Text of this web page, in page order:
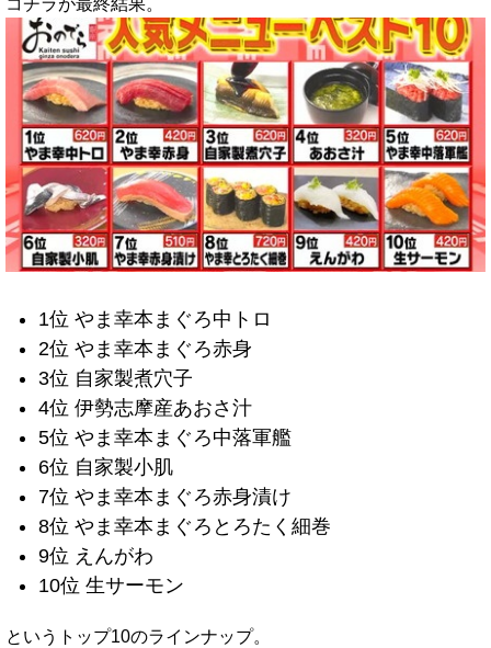
1位 やま幸本まぐろ中トロ
2位 やま幸本まぐろ赤身
3位 自家製煮穴子
4位 伊勢志摩産あおさ汁
5位 やま幸本まぐろ中落軍艦
6位 自家製小肌
7位 やま幸本まぐろ赤身漬け
8位 やま幸本まぐろとろたく細巻
9位 えんがわ
10位 生サーモン
というトップ10のラインナップ。